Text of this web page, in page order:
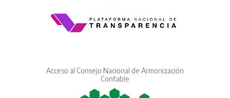
Acceso al Consejo Nacional de Armonización
Contable